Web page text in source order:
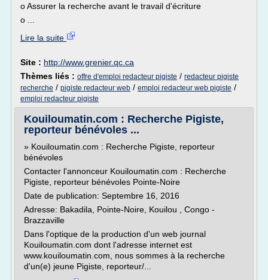
o Assurer la recherche avant le travail d'écriture
o ...
Lire la suite
Site : http://www.grenier.qc.ca
Thèmes liés : offre d'emploi redacteur pigiste / redacteur pigiste
recherche / pigiste redacteur web / emploi redacteur web pigiste /
emploi redacteur pigiste
Kouiloumatin.com : Recherche Pigiste,
reporteur bénévoles ...
» Kouiloumatin.com : Recherche Pigiste, reporteur
bénévoles
Contacter l'annonceur Kouiloumatin.com : Recherche
Pigiste, reporteur bénévoles Pointe-Noire
Date de publication: Septembre 16, 2016
Adresse: Bakadila, Pointe-Noire, Kouilou , Congo -
Brazzaville
Dans l'optique de la production d'un web journal
Kouiloumatin.com dont l'adresse internet est
www.kouiloumatin.com, nous sommes à la recherche
d'un(e) jeune Pigiste, reporteur/...